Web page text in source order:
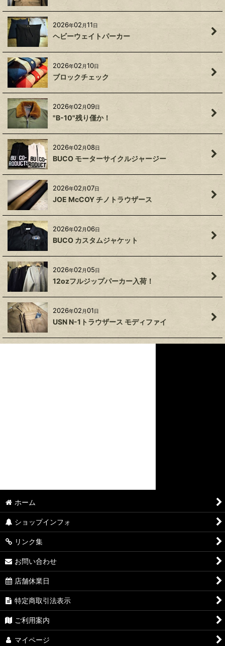
2026年02 月11日
ヘビーウェイトパーカー
2026年02 月10日
ブロックチェック
2026年02 月09日
"B-10"残り僅か！
2026年02 月08日
BUCO モーターサイクルジャージー
2026年02 月07日
JOE McCOY チノトラウザース
2026年02 月06日
BUCO カスタムジャケット
2026年02 月05日
12ozフルジップパーカー入荷！
2026年02 月01日
USN N-1トラウザース モディファイ
ホーム
ショップインフォ
リンク集
お問い合わせ
店舗休業日
特定商取引法表示
ご利用案内
マイページ